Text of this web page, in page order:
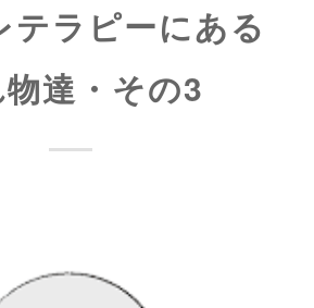
テラピーにある
達・その3